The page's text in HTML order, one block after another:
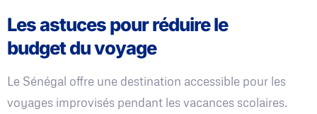
Les astuces pour réduire le
budget du voyage
Le Sénégal offre une destination accessible pour les
voyages improvisés pendant les vacances scolaires.